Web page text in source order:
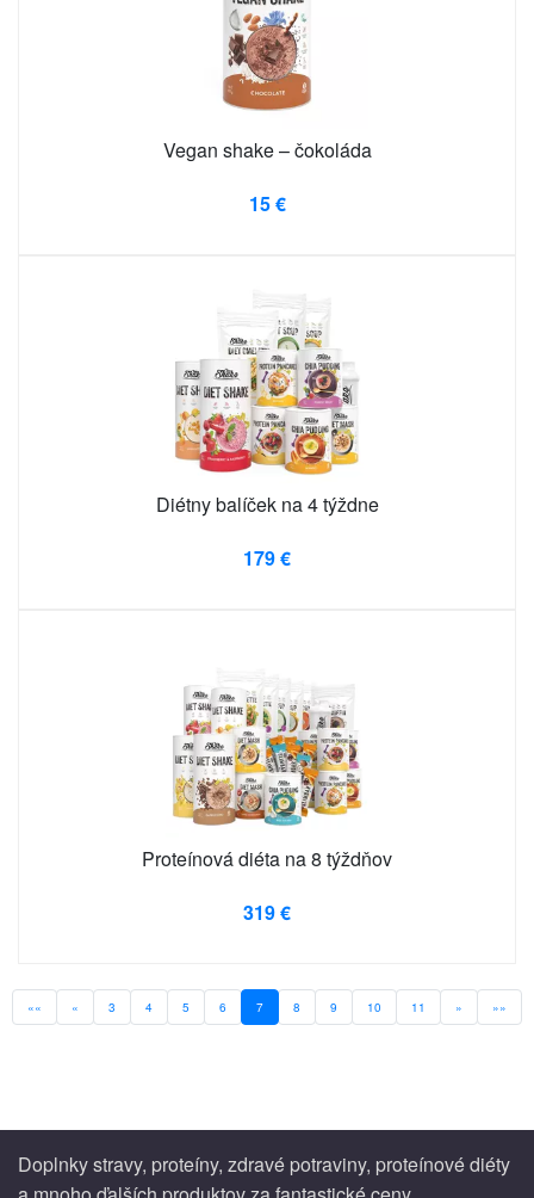
Vegan shake – čokoláda
15 €
Diétny balíček na 4 týždne
179 €
Proteínová diéta na 8 týždňov
319 €
«« « 3 4 5 6 7 8 9 10 11 » »»
Doplnky stravy, proteíny, zdravé potraviny, proteínové diéty